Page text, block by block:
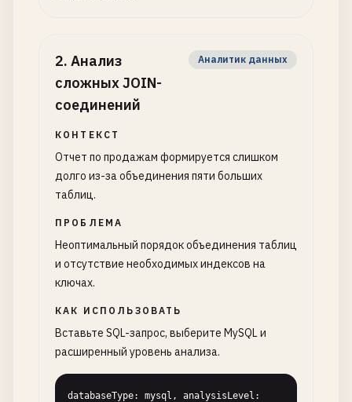
2. Анализ
сложных JOIN-
соединений
Аналитик данных
КОНТЕКСТ
Отчет по продажам формируется слишком
долго из-за объединения пяти больших
таблиц.
ПРОБЛЕМА
Неоптимальный порядок объединения таблиц
и отсутствие необходимых индексов на
ключах.
КАК ИСПОЛЬЗОВАТЬ
Вставьте SQL-запрос, выберите MySQL и
расширенный уровень анализа.
databaseType: mysql, analysisLevel: